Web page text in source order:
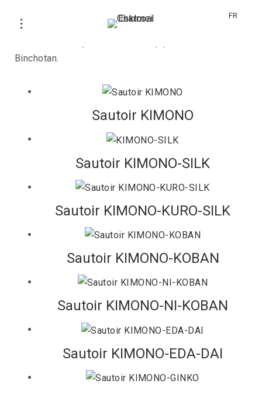
FR
KIMONO
Binchotan.
Sautoir KIMONO
Sautoir KIMONO-SILK
Sautoir KIMONO-KURO-SILK
Sautoir KIMONO-KOBAN
Sautoir KIMONO-NI-KOBAN
Sautoir KIMONO-EDA-DAI